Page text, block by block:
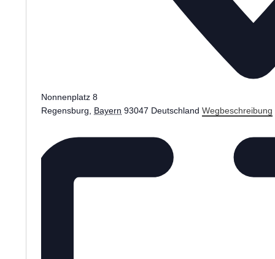
Nonnenplatz 8
Regensburg
Bayern 93047 Deutschland Wegbeschreibung